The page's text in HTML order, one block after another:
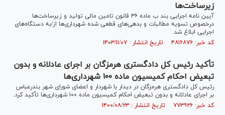
زیرساخت‌ها
آیین نامه اجرایی بند ب ماده ۳۶ قانون تامین مالی تولید و زیرساخت‌ها
درخصوص تسویه مطالبات و بدهی‌های قطعی شده شهرداری‌ها از/به دستگاه‌های
اجرایی ابلاغ شد.
کد خبر: ۴۸۱۶۸۷۶ تاریخ انتشار : ۱۴۰۳/۱۱/۰۷
تأکید رئیس کل دادگستری هرمزگان بر اجرای عادلانه و بدون
تبعیض احکام کمیسیون ماده ۱۰۰ شهرداری‌ها
رئیس کل دادگستری هرمزگان در دیدار با شهردار و اعضای شورای شهر بندرعباس
بر اجرای عادلانه و بدون تبعیض احکام کمیسیون ماده ۱۰۰ شهرداری‌ها تأکید کرد.
کد خبر: ۷۷۳۹۲۶ تاریخ انتشار : ۱۴۰۰/۰۸/۲۳